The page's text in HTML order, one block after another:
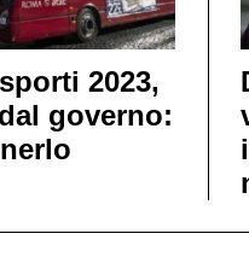
2023,
governo: